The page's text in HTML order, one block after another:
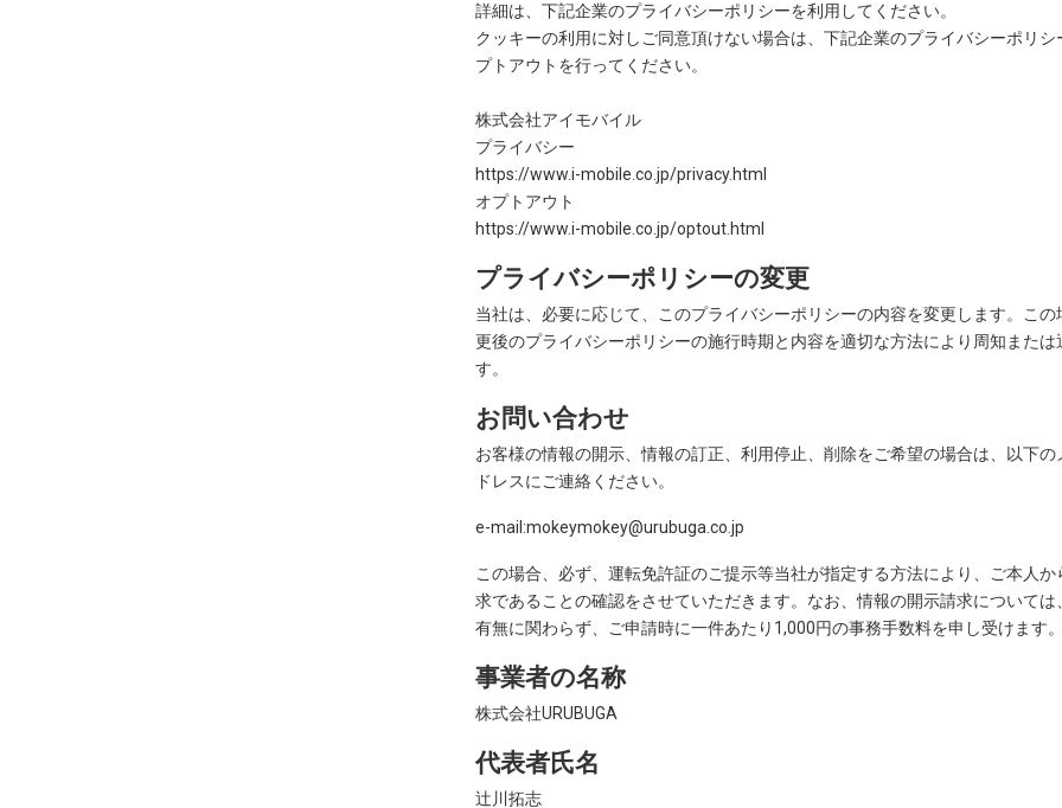
詳細は、下記企業のプライバシーポリシーを利用してください。
クッキーの利用に対しご同意頂けない場合は、下記企業のプライバシーポリシ
プトアウトを行ってください。
株式会社アイモバイル
プライバシー
https://www.i-mobile.co.jp/privacy.html
オプトアウト
https://www.i-mobile.co.jp/optout.html
プライバシーポリシーの変更
当社は、必要に応じて、このプライバシーポリシーの内容を変更します。この
更後のプライバシーポリシーの施行時期と内容を適切な方法により周知または
す。
お問い合わせ
お客様の情報の開示、情報の訂正、利用停止、削除をご希望の場合は、以下の
ドレスにご連絡ください。
e-mail:mokeymokey@urubuga.co.jp
この場合、必ず、運転免許証のご提示等当社が指定する方法により、ご本人か
求であることの確認をさせていただきます。なお、情報の開示請求については
有無に関わらず、ご申請時に一件あたり1,000円の事務手数料を申し受けます。
事業者の名称
株式会社URUBUGA
代表者氏名
辻川拓志